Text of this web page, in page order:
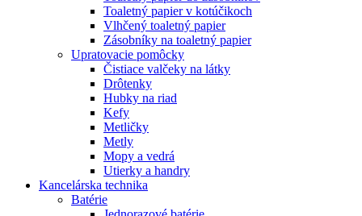
Toaletný papier v kotúčikoch
Vlhčený toaletný papier
Zásobníky na toaletný papier
Upratovacie pomôcky
Čistiace valčeky na látky
Drôtenky
Hubky na riad
Kefy
Metličky
Metly
Mopy a vedrá
Utierky a handry
Kancelárska technika
Batérie